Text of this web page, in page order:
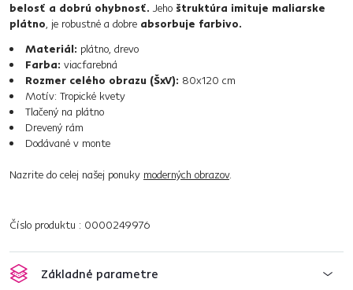
belosť a dobrú ohybnosť. Jeho štruktúra imituje maliarske
plátno, je robustné a dobre absorbuje farbivo.
Materiál: plátno, drevo
Farba: viacfarebná
Rozmer celého obrazu (ŠxV): 80x120 cm
Motív: Tropické kvety
Tlačený na plátno
Drevený rám
Dodávané v monte
Nazrite do celej našej ponuky moderných obrazov.
Číslo produktu : 0000249976
Základné parametre